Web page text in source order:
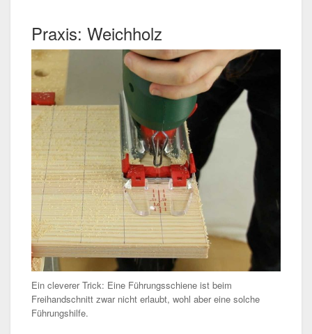
Praxis: Weichholz
Ein cleverer Trick: Eine Führungsschiene ist beim
Freihandschnitt zwar nicht erlaubt, wohl aber eine solche
Führungshilfe.